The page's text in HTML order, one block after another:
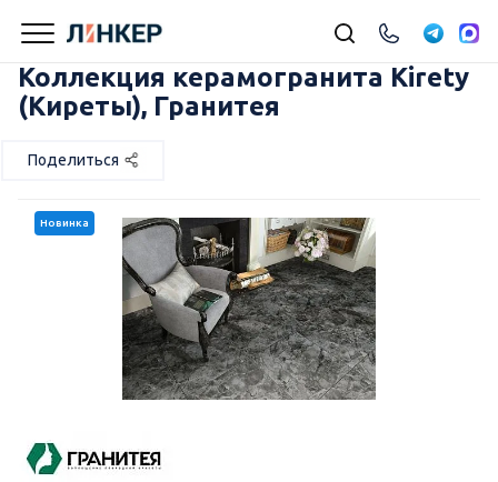
Коллекция керамогранита Kirety
(Киреты), Гранитея
Поделиться
Новинка